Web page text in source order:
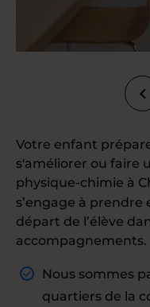
Votre enfant
s'améliorer ou faire
physique-chimie à
s’engage à
départ de l’élève
accompagnements.
Nous sommes
quartiers de la